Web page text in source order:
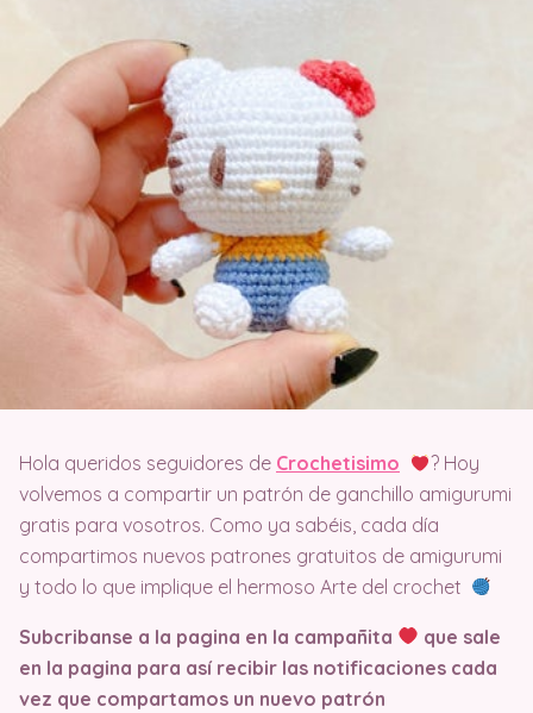
Hola queridos seguidores de Crochetisimo
? Hoy
volvemos a compartir un patrón de ganchillo amigurumi
gratis para vosotros. Como ya sabéis, cada día
compartimos nuevos patrones gratuitos de amigurumi
y todo lo que implique el hermoso Arte del crochet
Subcribanse a la pagina en la campañita
que sale
en la pagina para así recibir las notificaciones cada
vez que compartamos un nuevo patrón